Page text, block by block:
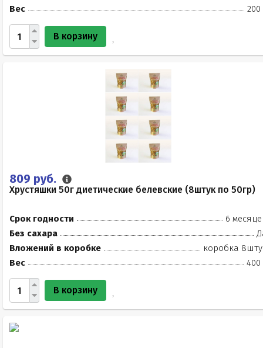
Вес
200
В корзину
809 руб.
Хрустяшки 50г диетические белевские (8штук по 50гр)
Срок годности
6
Без сахара
Вложений в коробке
коробка
Вес
400
В корзину